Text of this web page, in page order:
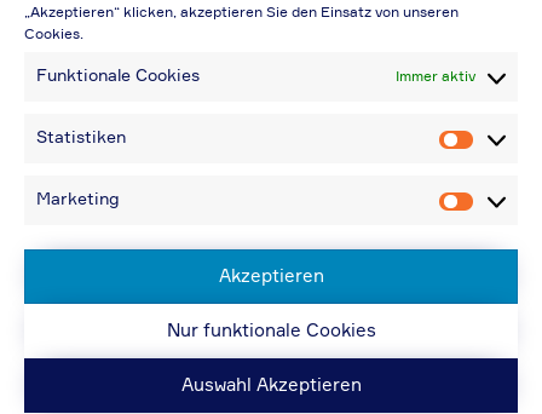
„Akzeptieren“ klicken, akzeptieren Sie den Einsatz von unseren
Cookies.
Funktionale Cookies Immer aktiv
Statistiken
Marketing
Akzeptieren
Nur funktionale Cookies
Auswahl Akzeptieren
Falls durch Falschangaben im Bestellformular
Bei Rückfragen können Sie uns über die E-
Bei Angabe von USt-IdNr und Bestellungen
| Website: ORIS